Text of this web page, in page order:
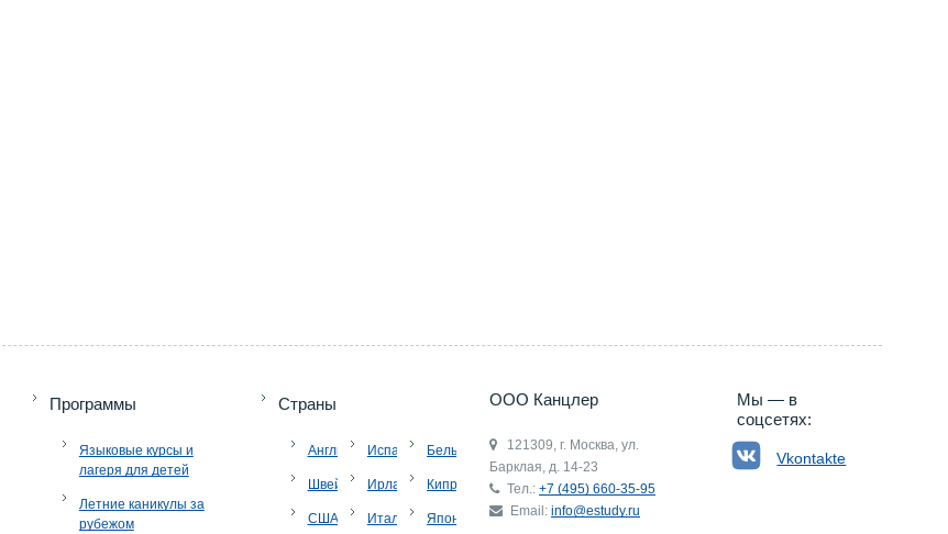
Программы
Языковые курсы и
лагеря для детей
Летние каникулы за
рубежом
Страны
Англия
Швейцария
США
Испания
Ирландия
Италия
Бельгия
Кипр
Япония
ООО Канцлер
121309, г. Москва, ул.
Барклая, д. 14-23
Тел.: +7 (495) 660-35-95
Email: info@estudy.ru
Мы — в
соцсетях:
Vkontakte